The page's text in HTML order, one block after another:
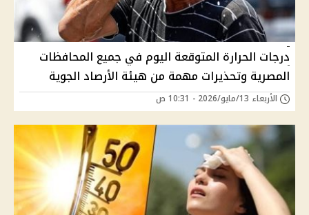
درجات الحرارة المتوقعة اليوم في جميع المحافظات
المصرية وتحذيرات مهمة من هيئة الأرصاد الجوية
الأربعاء 13/مايو/2026 - 10:31 ص